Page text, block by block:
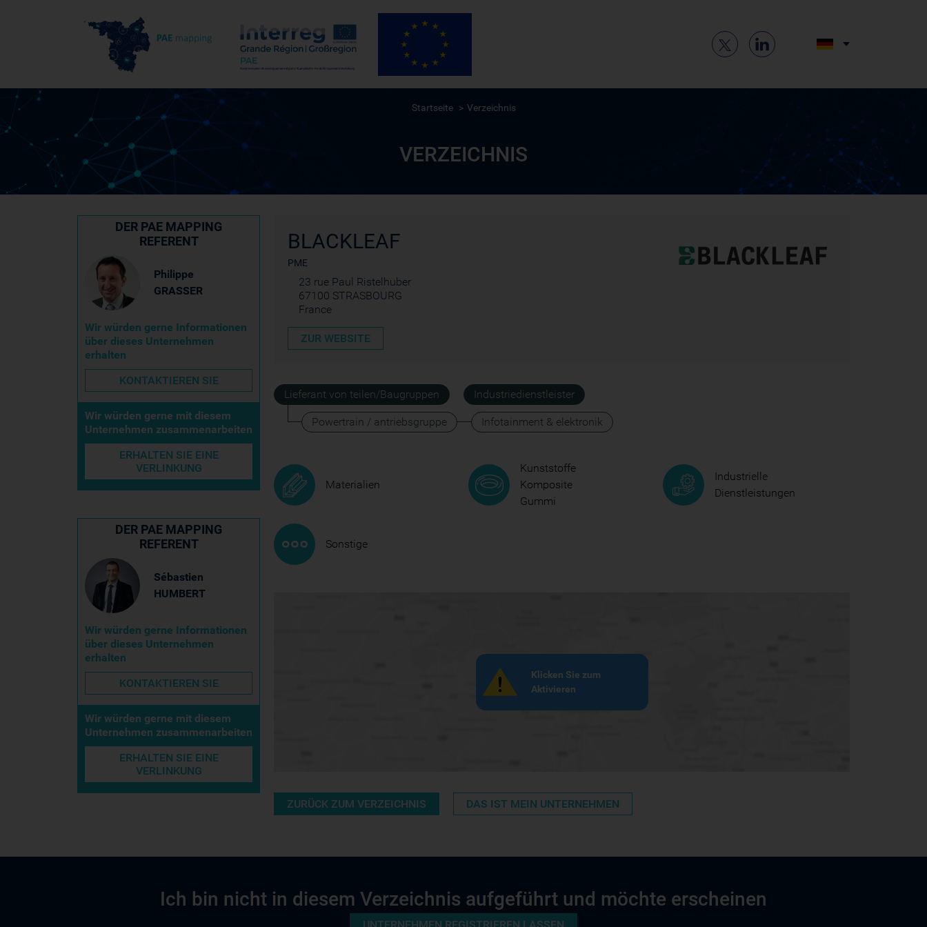
Startseite Verzeichnis
VERZEICHNIS
BLACKLEAF
PME
23 rue Paul Ristelhuber
67100 STRASBOURG
France
ZUR WEBSITE
Industriedienstleister
Lieferant von teilen/Baugruppen
Powertrain / antriebsgruppe Infotainment & elektronik
Materialien
Kunststoffe
Komposite
Gummi
Industrielle
Dienstleistungen
Sonstige
Klicken Sie zum
Aktivieren
DAS IST MEIN UNTERNEHMEN
ZURÜCK ZUM VERZEICHNIS
DER PAE MAPPING
REFERENT
Philippe
GRASSER
Wir würden gerne Informationen
über dieses Unternehmen
erhalten
KONTAKTIEREN SIE
Wir würden gerne mit diesem
Unternehmen zusammenarbeiten
ERHALTEN SIE EINE
VERLINKUNG
DER PAE MAPPING
REFERENT
Sébastien
HUMBERT
Wir würden gerne Informationen
über dieses Unternehmen
erhalten
KONTAKTIEREN SIE
Wir würden gerne mit diesem
Unternehmen zusammenarbeiten
ERHALTEN SIE EINE
VERLINKUNG
Ich bin nicht in diesem Verzeichnis aufgeführt und möchte erscheinen